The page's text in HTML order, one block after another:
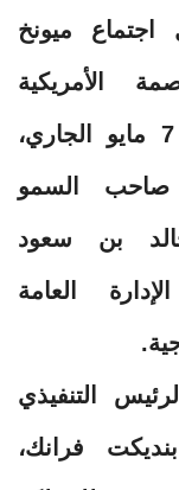
ميونخ
الأمريكية
واشنطن في الفترة من 5 إلى 7 مايو الجاري،
صاحب السمو
بن سعود
العامة
التنفيذي
فرانك،